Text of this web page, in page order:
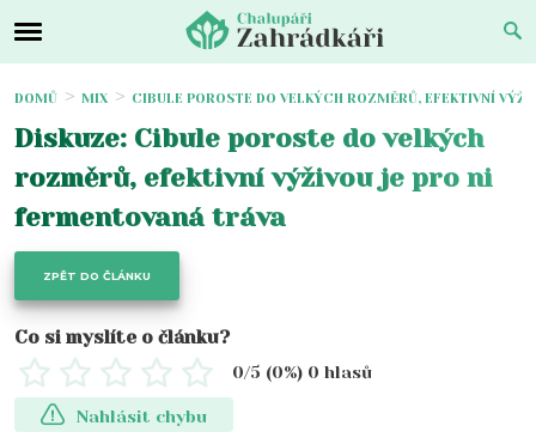
DOMŮ MIX CIBULE POROSTE DO VELKÝCH ROZMĚRŮ, EFEKTIVNÍ
Diskuze: Cibule poroste do velkých
rozměrů, efektivní výživou je pro ni
fermentovaná tráva
ZPĚT DO ČLÁNKU
Co si myslíte o článku?
0/5 (0%) 0 hlasů
Nahlásit chybu